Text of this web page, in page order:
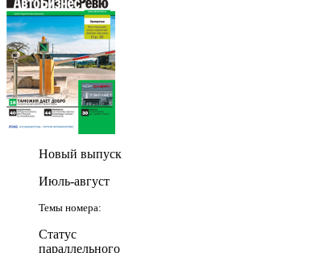
Новый выпуск
Июль-август
Темы номера:
Статус
параллельного